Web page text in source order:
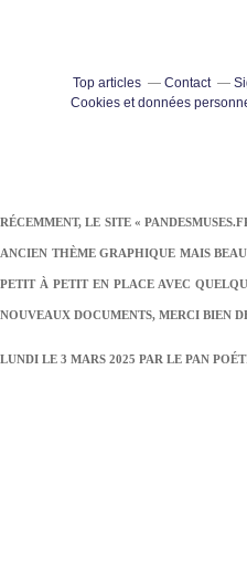
RÉCEMMENT, LE SITE «
ANCIEN THÈME GRAPHIQUE MAIS
PETIT À PETIT EN PLACE AVEC
NOUVEAUX DOCUMENTS, MERCI BIEN
LUNDI LE 3 MARS 2025 PAR LE PAN
Top articles Contact
Cookies et données